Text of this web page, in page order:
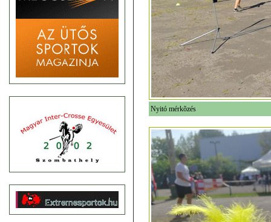
Nyitó mérkõzés